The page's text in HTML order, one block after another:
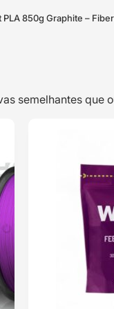
PLA 850g Graphite –
semelhantes que
com
em